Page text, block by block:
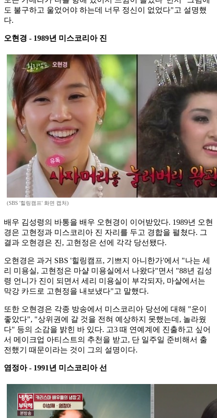
도 불구하고 울었어야 하는데 너무 정신이 없었다"고 설명했
다.
오현경 - 1989년 미스코리아 진
(SBS '힐링캠프' 화면 캡처)
배우 김성령의 바통을 배우 오현경이 이어받았다. 1989년 오현
경은 고현정과 미스코리아 진 자리를 두고 경합을 펼쳤다. 그
결과 오현경은 진, 고현정은 선에 각각 당선됐다.
오현경은 과거 SBS '힐링캠프, 기쁘지 아니한가'에서 "나는 세
리 미용실, 고현정은 마샬 미용실에서 나왔다"면서 "88년 김성
령 언니가 진이 되면서 세리 미용실이 부각되자, 마샬에서는
막강 카드로 고현정을 내보냈다"고 말했다.
또한 오현경은 각종 방송에서 미스코리아 당선에 대해 "운이
좋았다", "상위권에 갈 것을 전혀 예상하지 못했는데, 놀라웠
다" 등의 소감을 밝힌 바 있다. 고3 때 연예계에 진출하고 싶어
서 메이크업 아티스트의 추천을 받고, 단 일주일 준비해서 출
전했기 때문이라는 것이 그의 설명이다.
염정아 - 1991년 미스코리아 선